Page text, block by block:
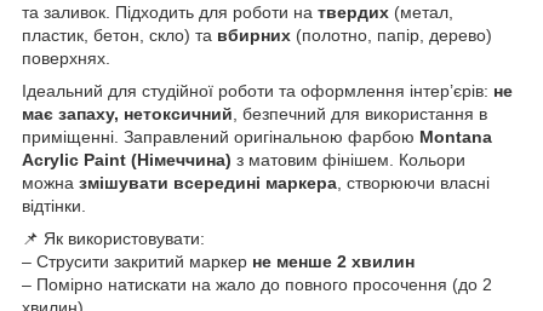
та заливок. Підходить для роботи на твердих (метал,
пластик, бетон, скло) та вбирних (полотно, папір, дерево)
поверхнях.
Ідеальний для студійної роботи та оформлення інтер’єрів: не
має запаху, нетоксичний , безпечний для використання в
приміщенні. Заправлений оригінальною фарбою Montana
Acrylic Paint (Німеччина) з матовим фінішем. Кольори
можна змішувати всередині маркера , створюючи власні
відтінки.
📌 Як використовувати:
– Струсити закритий маркер не менше 2 хвилин
– Помірно натискати на жало до повного просочення (до 2
хвилин)